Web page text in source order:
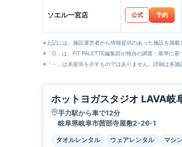
ソエル一宮店 公式 予約
※上記には、施設運営者から情報提供のあった施設を掲載
※「○」は、FIT PALETTE編集部が独自の調査・基準に基
※「－」は未提供を示すものではありません。詳細は各施
ホットヨガスタジオ LAVA岐
手力駅から車で12分
岐阜県岐阜市茜部寺屋敷2-26-1
タオルレンタル ウェアレンタル マシ